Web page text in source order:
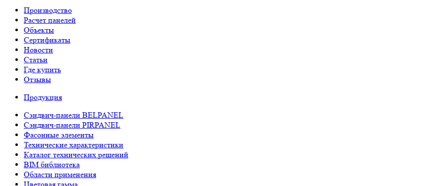
Производство
Расчет панелей
Объекты
Сертификаты
Новости
Статьи
Где купить
Отзывы
Продукция
Сэндвич-панели BELPANEL
Сэндвич-панели PIRPANEL
Фасонные элементы
Технические характеристики
Каталог технических решений
BIM библиотека
Области применения